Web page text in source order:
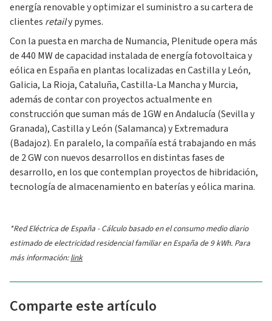
energía renovable y optimizar el suministro a su cartera de
clientes retaily pymes.
Con la puesta en marcha de Numancia, Plenitude opera más
de 440 MW de capacidad instalada de energía fotovoltaica y
eólica en España en plantas localizadas en Castilla y León,
Galicia, La Rioja, Cataluña, Castilla-La Mancha y Murcia,
además de contar con proyectos actualmente en
construcción que suman más de 1GW en Andalucía (Sevilla y
Granada), Castilla y León (Salamanca) y Extremadura
(Badajoz). En paralelo, la compañía está trabajando en más
de 2 GW con nuevos desarrollos en distintas fases de
desarrollo, en los que contemplan proyectos de hibridación,
tecnología de almacenamiento en baterías y eólica marina.
*Red Eléctrica de España - Cálculo basado en el consumo medio diario
estimado de electricidad residencial familiar en España de 9 kWh. Para
más información:link
Comparte este artículo